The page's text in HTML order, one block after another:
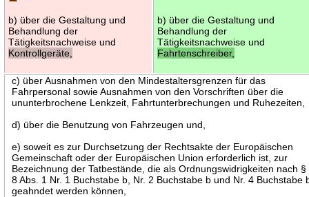
b) über die Gestaltung und
Behandlung der
Tätigkeitsnachweise und
Kontrollgeräte,
b) über die Gestaltung und
Behandlung der
Tätigkeitsnachweise und
Fahrtenschreiber,
c) über Ausnahmen von den Mindestaltersgrenzen für das
Fahrpersonal sowie Ausnahmen von den Vorschriften über die
ununterbrochene Lenkzeit, Fahrtunterbrechungen und Ruhezeiten,
d) über die Benutzung von Fahrzeugen und,
e) soweit es zur Durchsetzung der Rechtsakte der Europäischen
Gemeinschaft oder der Europäischen Union erforderlich ist, zur
Bezeichnung der Tatbestände, die als Ordnungswidrigkeiten nach §
8 Abs. 1 Nr. 1 Buchstabe b, Nr. 2 Buchstabe b und Nr. 4 Buchstabe
geahndet werden können,